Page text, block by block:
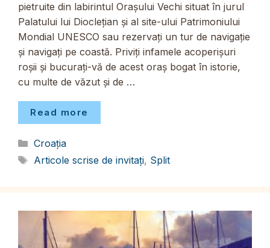
pietruite din labirintul Orașului Vechi situat în jurul
Palatului lui Dioclețian și al site-ului Patrimoniului
Mondial UNESCO sau rezervați un tur de navigație
și navigați pe coastă. Priviți infamele acoperișuri
roșii și bucurați-vă de acest oraș bogat în istorie,
cu multe de văzut și de …
Read more
Categorii
Croația
Etichete
Articole scrise de invitați, Split